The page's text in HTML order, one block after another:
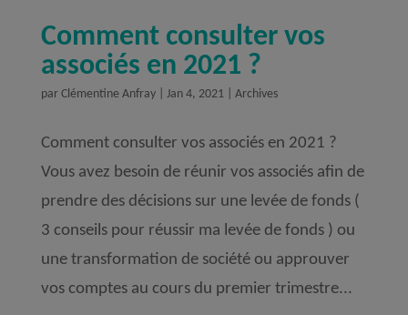
Comment consulter vos
associés en 2021 ?
parClémentine Anfray| Jan 4, 2021| Archives
Comment consulter vos associés en 2021 ?
Vous avez besoin de réunir vos associés afin de
prendre des décisions sur une levée de fonds (
3 conseils pour réussir ma levée de fonds ) ou
une transformation de société ou approuver
vos comptes au cours du premier trimestre...